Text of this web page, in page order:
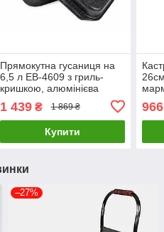
Прямокутна гусаниця на
6,5 л EB-4609 з гриль-
кришкою, алюмінієва
1 439₴ 1 869 ₴
Купити
і
966
–27%